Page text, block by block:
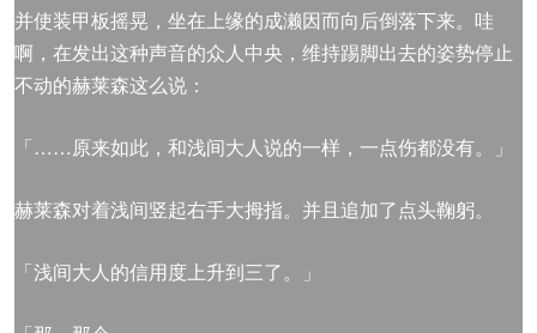
并使装甲板摇晃，坐在上缘的成濑因而向后倒落下来。哇
啊，在发出这种声音的众人中央，维持踢脚出去的姿势停止
不动的赫莱森这么说：
「……原来如此，和浅间大人说的一样，一点伤都没有。」
赫莱森对着浅间竖起右手大拇指。并且追加了点头鞠躬。
「浅间大人的信用度上升到三了。」